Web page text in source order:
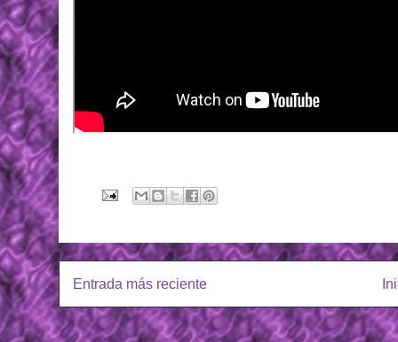
Entrada más reciente